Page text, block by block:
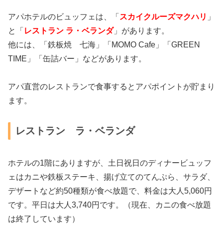
アパホテルのビュッフェは、「 スカイクルーズマクハリ 」
と「 レストラン ラ・ベランダ」があります。
他には、「鉄板焼 七海」「MOMO Cafe」「GREEN
TIME」「缶詰バー」などがあります。
アパ直営のレストランで食事するとアパポイントが貯まり
ます。
レストラン ラ・ベランダ
ホテルの1階にありますが、土日祝日のディナービュッフ
ェはカニや鉄板ステーキ、揚げ立てのてんぷら、サラダ、
デザートなど約50種類が食べ放題で、料金は大人5,060円
です。平日は大人3,740円です。（現在、カニの食べ放題
は終了しています）